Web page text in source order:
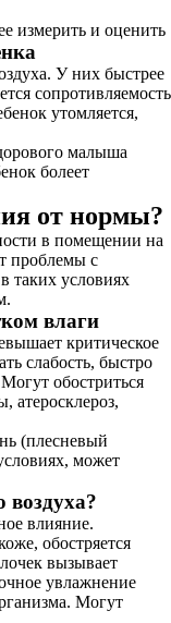
измерить и оценить
У них быстрее
сопротивляемость
утомляется,
малыша
болеет
от нормы?
в помещении на
проблемы с
таких условиях
влаги
критическое
слабость, быстро
обостриться
атеросклероз,
(плесневый
может
воздуха?
влияние.
обостряется
вызывает
увлажнение
Могут